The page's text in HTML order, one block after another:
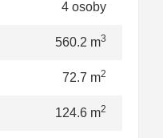
4 osoby
560.2 m3
72.7 m2
124.6 m2